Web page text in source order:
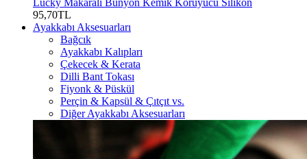
Lucky Makaralı Bunyon Kemik Koruyucu Silikon
95,70TL
Ayakkabı Aksesuarları
Bağcık
Ayakkabı Kalıpları
Çekecek & Kerata
Dilli Bant Tokası
Fiyonk & Püskül
Perçin & Kapsül & Çıtçıt vs.
Diğer Ayakkabı Aksesuarları